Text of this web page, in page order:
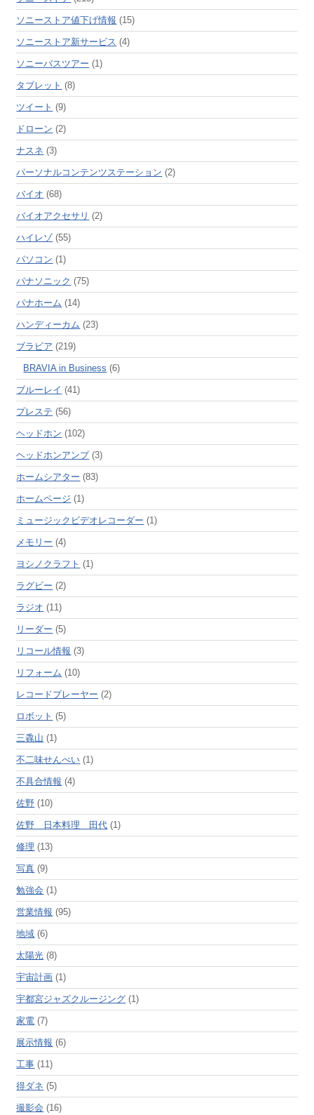
ソニーストア値下げ情報 (15)
ソニーストア新サービス (4)
ソニーバスツアー (1)
タブレット (8)
ツイート (9)
ドローン (2)
ナスネ (3)
パーソナルコンテンツステーション (2)
バイオ (68)
バイオアクセサリ (2)
ハイレゾ(55)
パソコン (1)
パナソニック (75)
パナホーム (14)
ハンディーカム (23)
ブラビア (219)
BRAVIA in Business (6)
ブルーレイ (41)
プレステ (56)
ヘッドホン (102)
ヘッドホンアンプ(3)
ホームシアター (83)
ホームページ (1)
ミュージックビデオレコーダー (1)
メモリー (4)
ヨシノクラフト (1)
ラグビー (2)
ラジオ (11)
リーダー (5)
リコール情報 (3)
リフォーム (10)
レコードプレーヤー (2)
ロボット (5)
三毳山 (1)
不二味せんべい (1)
不具合情報 (4)
佐野 (10)
佐野 日本料理 田代 (1)
修理 (13)
写真 (9)
勉強会 (1)
営業情報 (95)
地域 (6)
太陽光 (8)
宇宙計画 (1)
宇都宮ジャズクルージング (1)
家電 (7)
展示情報 (6)
工事 (11)
得ダネ (5)
撮影会 (16)